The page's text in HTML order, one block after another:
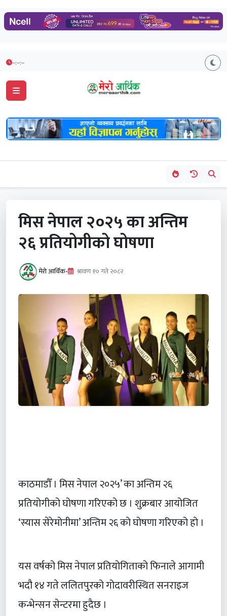
--:--:--
मिस नेपाल २०२५ का अन्तिम
२६ प्रतियोगीको घोषणा
मेरो आर्थिक• श्रावण १० गते २०८२
काठमाडौँ । मिस नेपाल २०२५’ का अन्तिम २६
प्रतियोगीको घोषणा गरिएको छ । शुक्रबार आयोजित
‘स्यास सेरेमोनीमा’ अन्तिम २६ को घोषणा गरिएको हो ।
यस वर्षको मिस नेपाल प्रतियोगिताको फिनाले आगामी
भदौ १४ गते ललितपुरको गोदावरीस्थित सनराइज
कन्भेन्सन सेन्टरमा हुदैछ ।